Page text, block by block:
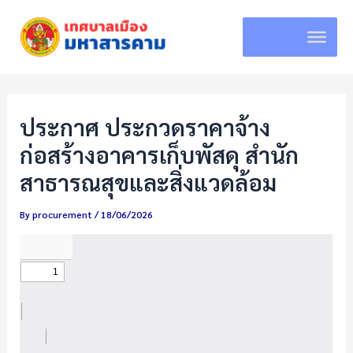
content
ประกาศ ประกวดราคาจ้าง
ก่อสร้างอาคารเก็บพัสดุ สำนัก
สาธารณสุขและสิ่งแวดล้อม
Byprocurement/18/06/2026